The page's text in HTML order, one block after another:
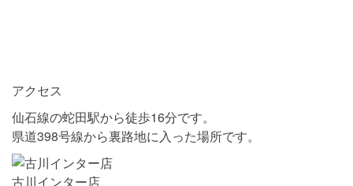
アクセス
仙石線の蛇田駅から徒歩16分です。
県道398号線から裏路地に入った場所です。
古川インター店